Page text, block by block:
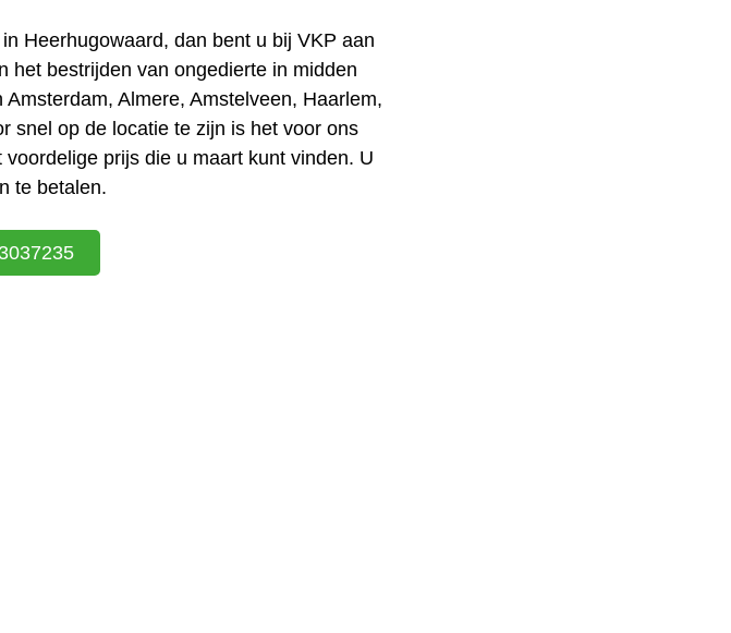
Heerhugowaard, dan bent u bij VKP aan
het bestrijden van ongedierte in midden
Amsterdam, Almere, Amstelveen, Haarlem,
snel op de locatie te zijn is het voor ons
prijs die u maart kunt vinden. U
te betalen.